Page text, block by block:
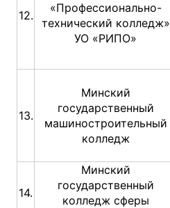
12.
«Профессионально-
технический колледж»
УО «РИПО»
13.
Минский
государственный
машиностроительный
колледж
14.
Минский
государственный
колледж сферы